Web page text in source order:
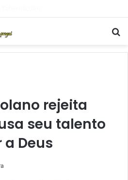
rejeita
seu talento
Deus